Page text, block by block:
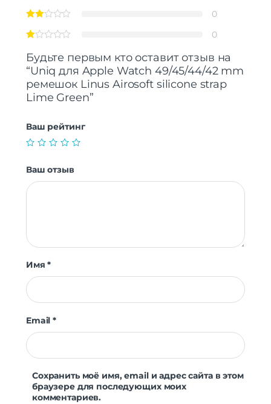
0
0
Будьте первым кто оставит отзыв на
“Uniq для Apple Watch 49/45/44/42 mm
ремешок Linus Airosoft silicone strap
Lime Green”
Ваш рейтинг
Ваш отзыв
Имя*
Email*
Сохранить моё имя, email и адрес сайта в этом
браузере для последующих моих
комментариев.